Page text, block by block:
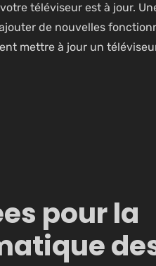
téléviseur est à jour.
de nouvelles
mettre à jour un
pour la